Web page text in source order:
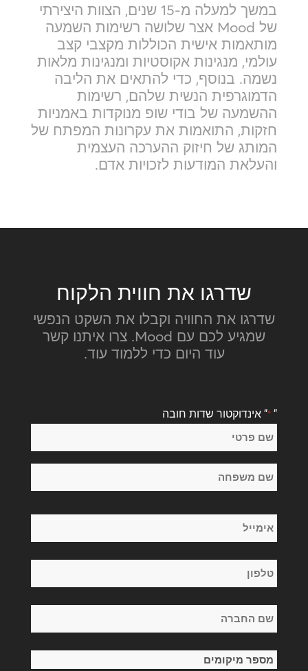
במשך למעלה מ-15 שנים, הצוות היצירתי
של Mood אצר שלושה רשימות השמעה
מותאמות אישית הכוללות מקצבי קצב
עולמי, מנגינות אקוסטיות ומנגינות מלאות
נשמה. בנוסף, כדי להתאים את הליבה
הדמוגרפית הנשית שלהם, רשימות
ההשמעה של בודי שופ מנוקדות באמניות
חזקות, התואמות את עקרונות המפתח של
המותג של חיזוק ההערכה העצמית
והעלאת המודעות לזכויות אדם.
שדרגו את חווית הלקוח
שדרגו את החוויה וקבלו את השקט הנפשי
שמגיע לכם עם Mood. צרו איתנו קשר
עוד היום כדי ללמוד עוד.
"
*" אינדוקטור שדות חובה
שֵׁם
*
פרטי
משפחה
אימייל
*
טלפון
*
שם
החברה
*
מספר